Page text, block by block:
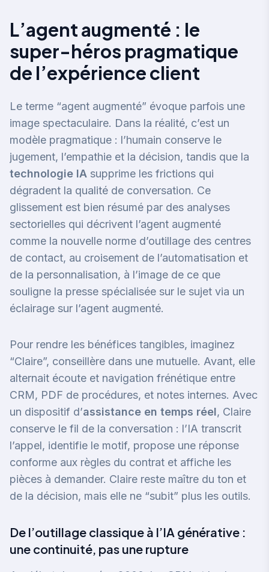
L’agent augmenté : le
super-héros pragmatique
de l’expérience client
Le terme “agent augmenté” évoque parfois une
image spectaculaire. Dans la réalité, c’est un
modèle pragmatique : l’humain conserve le
jugement, l’empathie et la décision, tandis que la
technologie IA supprime les frictions qui
dégradent la qualité de conversation. Ce
glissement est bien résumé par des analyses
sectorielles qui décrivent l’agent augmenté
comme la nouvelle norme d’outillage des centres
de contact, au croisement de l’automatisation et
de la personnalisation, à l’image de ce que
souligne la presse spécialisée sur le sujet via un
éclairage sur l’agent augmenté.
Pour rendre les bénéfices tangibles, imaginez
“Claire”, conseillère dans une mutuelle. Avant, elle
alternait écoute et navigation frénétique entre
CRM, PDF de procédures, et notes internes. Avec
un dispositif d’assistance en temps réel, Claire
conserve le fil de la conversation : l’IA transcrit
l’appel, identifie le motif, propose une réponse
conforme aux règles du contrat et affiche les
pièces à demander. Claire reste maître du ton et
de la décision, mais elle ne “subit” plus les outils.
De l’outillage classique à l’IA générative :
une continuité, pas une rupture